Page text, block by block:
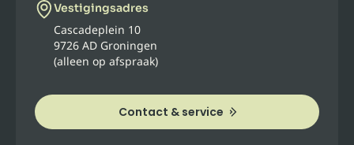
Vestigingsadres
Cascadeplein 10
9726 AD Groningen
(alleen op afspraak)
Contact & service